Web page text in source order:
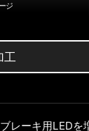
ジ
工
レーキ用LEDを